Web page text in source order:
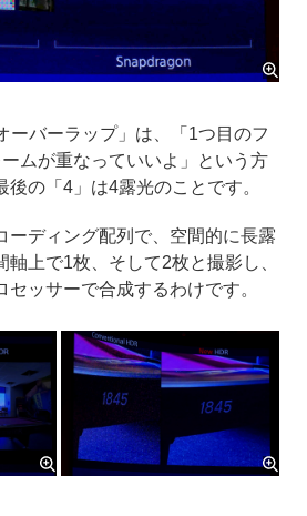
バーラップ」は、「1つ目のフ
ムが重なっていいよ」という方
の「4」は4露光のことです。
ディング配列で、空間的に長露
上で1枚、そして2枚と撮影し、
ッサーで合成するわけです。